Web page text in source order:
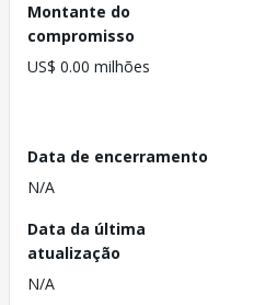
Montante do
compromisso
US$ 0.00 milhões
Data de encerramento
N/A
Data da última
atualização
N/A